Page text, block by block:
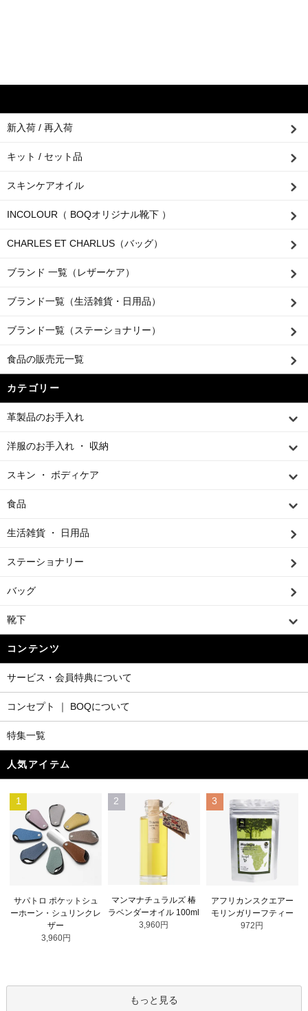
新入荷 / 再入荷
キット / セット品
スキンケアオイル
INCOLOUR（ BOQオリジナル靴下 ）
CHARLES ET CHARLUS（バッグ）
ブランド 一覧（レザーケア）
ブランド一覧（生活雑貨・日用品）
ブランド一覧（ステーショナリー）
食品の販売元一覧
カテゴリー
革製品のお手入れ
洋服のお手入れ ・ 収納
スキン ・ ボディケア
食品
生活雑貨 ・ 日用品
ステーショナリー
バッグ
靴下
コンテンツ
サービス・会員特典について
コンセプト ｜ BOQについて
特集一覧
人気アイテム
1
サパトロ ポケットシュ
ーホーン・シュリンクレ
ザー
3,960円
2
マンマナチュラルズ 椿
ラベンダーオイル 100ml
3,960円
3
アフリカンスクエアー
モリンガリーフティー
972円
もっと見る